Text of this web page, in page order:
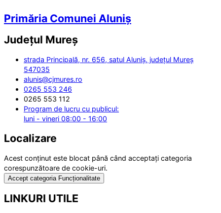
Primăria Comunei Aluniș
Județul Mureș
strada Principală, nr. 656, satul Aluniș, județul Mureș
547035
alunis@cjmures.ro
0265 553 246
0265 553 112
Program de lucru cu publicul:
luni - vineri 08:00 - 16:00
Localizare
Acest conținut este blocat până când acceptați categoria
corespunzătoare de cookie-uri.
Accept categoria Funcționalitate
LINKURI UTILE